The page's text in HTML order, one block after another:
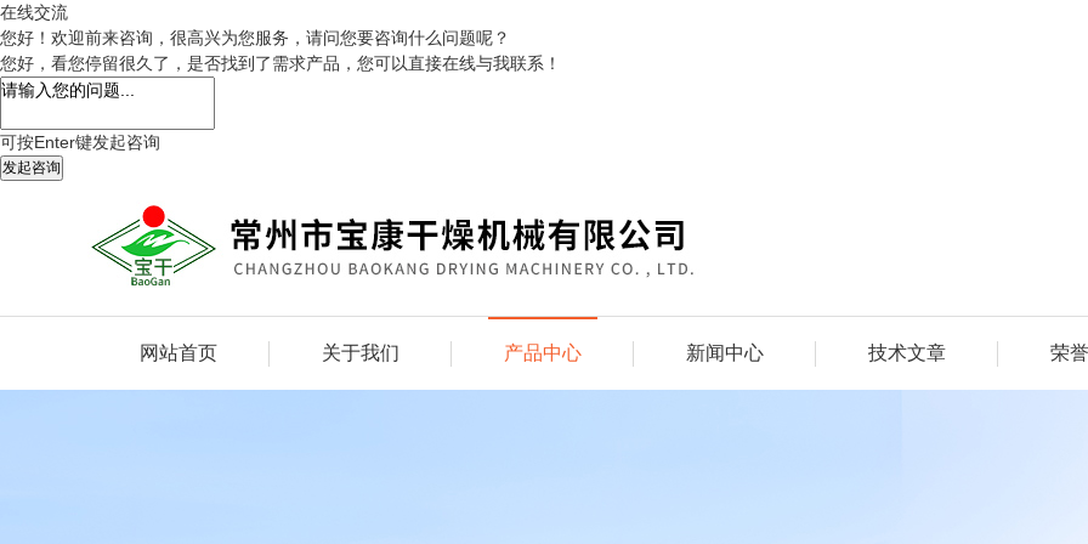
在线交流
您好！欢迎前来咨询，很高兴为您服务，请问您要咨询什么问题呢？
您好，看您停留很久了，是否找到了需求产品，您可以直接在线与我联系！
可按Enter键发起咨询
发起咨询
网站首页 关于我们 产品中心 新闻中心 技术文章 荣